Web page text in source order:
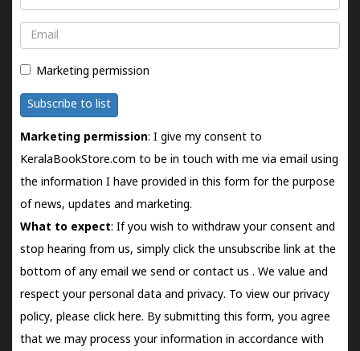
Email
Marketing permission
Subscribe to list
Marketing permission: I give my consent to
KeralaBookStore.com to be in touch with me via email using
the information I have provided in this form for the purpose
of news, updates and marketing.
What to expect: If you wish to withdraw your consent and
stop hearing from us, simply click the unsubscribe link at the
bottom of any email we send orcontact us . We value and
respect your personal data and privacy. To view our privacy
policy, please click here. By submitting this form, you agree
that we may process your information in accordance with